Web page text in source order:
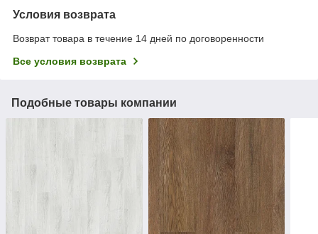
Условия возврата
Возврат товара в течение 14 дней по договоренности
Все условия возврата
Подобные товары компании